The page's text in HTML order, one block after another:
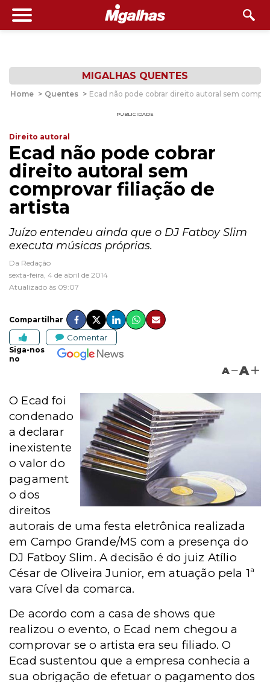
MIGALHAS QUENTES
Home > Quentes > Ecad não pode cobrar direito autoral sem
PUBLICIDADE
Direito autoral
Ecad não pode cobrar
direito autoral sem
comprovar filiação de
artista
Juízo entendeu ainda que o DJ Fatboy Slim
executa músicas próprias.
Da Redação
sexta-feira, 4 de abril de 2014
Atualizado às 09:07
Compartilhar
Comentar
Siga-nos
no
A A
O Ecad foi
condenado
a declarar
inexistente
o valor do
pagament
o dos
direitos
autorais de uma festa eletrônica realizada
em Campo Grande/MS com a presença do
DJ Fatboy Slim. A decisão é do juiz Atílio
César de Oliveira Junior, em atuação pela 1ª
vara Cível da comarca.
De acordo com a casa de shows que
realizou o evento, o Ecad nem chegou a
comprovar se o artista era seu filiado. O
Ecad sustentou que a empresa conhecia a
sua obrigação de efetuar o pagamento dos